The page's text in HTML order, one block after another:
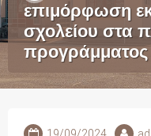
επιμόρφωση
σχολείου στα